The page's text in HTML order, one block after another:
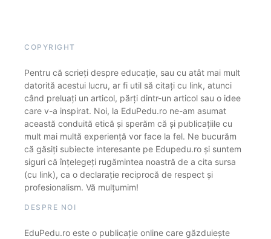
COPYRIGHT
Pentru că scrieți despre educație, sau cu atât mai mult
datorită acestui lucru, ar fi util să citați cu link, atunci
când preluați un articol, părți dintr-un articol sau o idee
care v-a inspirat. Noi, la EduPedu.ro ne-am asumat
această conduită etică și sperăm că și publicațiile cu
mult mai multă experiență vor face la fel. Ne bucurăm
că găsiți subiecte interesante pe Edupedu.ro și suntem
siguri că înțelegeți rugămintea noastră de a cita sursa
(cu link), ca o declarație reciprocă de respect și
profesionalism. Vă mulțumim!
DESPRE NOI
EduPedu.ro este o publicație online care găzduiește